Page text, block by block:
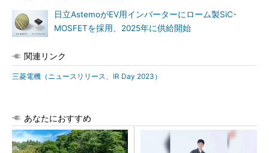
日立AstemoがEV用インバーターにローム製SiC-
MOSFETを採用、2025年に供給開始
関連リンク
三菱電機（ニュースリリース、IR Day 2023）
あなたにおすすめ